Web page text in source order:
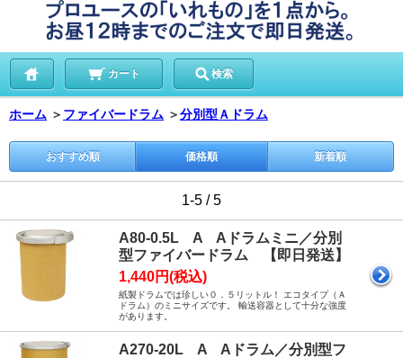
カート 検索
ホーム ＞ ファイバードラム ＞分別型Ａドラム
おすすめ順 価格順 新着順
1-5 / 5
A80-0.5L A Aドラムミニ／分別
型ファイバードラム 【即日発送】
1,440円(税込)
紙製ドラムでは珍しい０．５リットル！ エコタイプ（Ａ
ドラム）のミニサイズです。 輸送容器として十分な強度
があります。
A270-20L A Aドラム／分別型フ